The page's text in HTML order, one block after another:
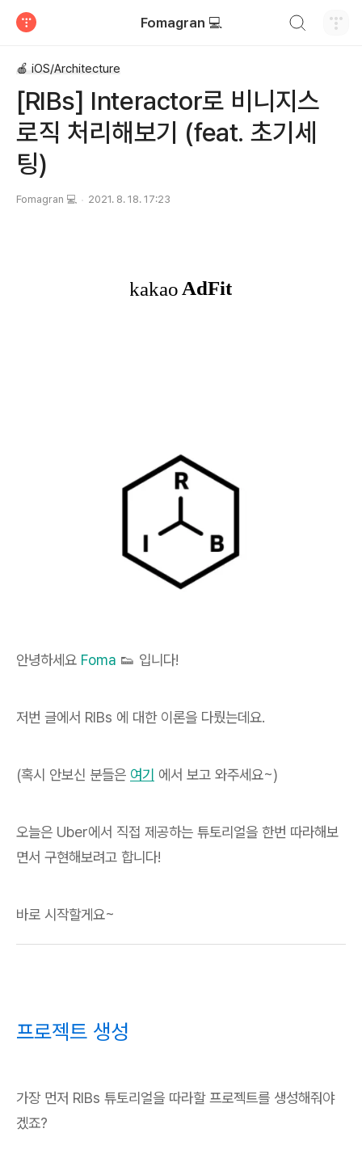
Fomagran 💻
🍎 iOS/Architecture
[RIBs] Interactor로 비니지스
로직 처리해보기 (feat. 초기세
팅)
Fomagran 💻 2021. 8. 18. 17:23
안녕하세요 Foma 👟 입니다!
저번 글에서 RIBs 에 대한 이론을 다뤘는데요.
(혹시 안보신 분들은 여기 에서 보고 와주세요~)
오늘은 Uber에서 직접 제공하는 튜토리얼을 한번 따라해보
면서 구현해보려고 합니다!
바로 시작할게요~
프로젝트 생성
가장 먼저 RIBs 튜토리얼을 따라할 프로젝트를 생성해줘야
겠죠?